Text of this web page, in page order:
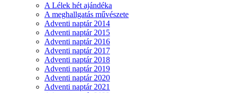
A Lélek hét ajándéka
A meghallgatás művészete
Adventi naptár 2014
Adventi naptár 2015
Adventi naptár 2016
Adventi naptár 2017
Adventi naptár 2018
Adventi naptár 2019
Adventi naptár 2020
Adventi naptár 2021